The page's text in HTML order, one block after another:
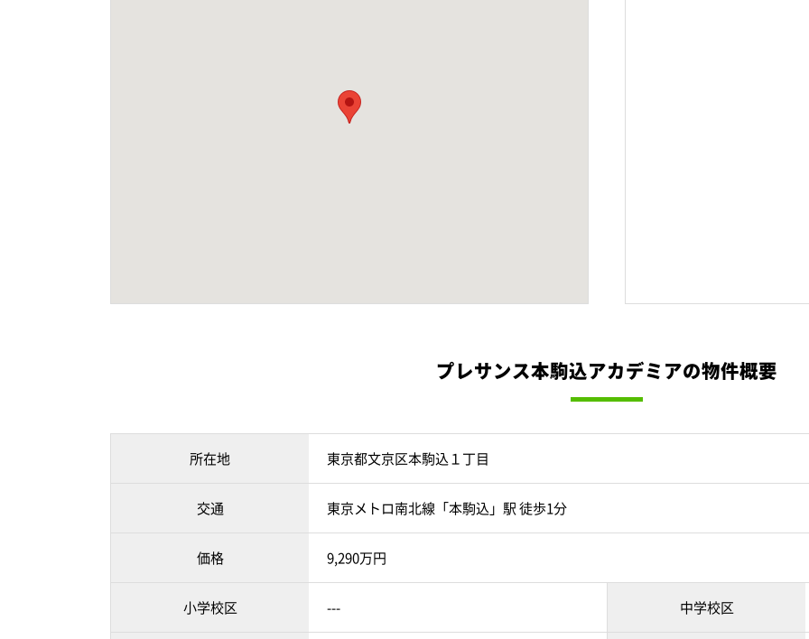
プレサンス本駒込アカデミアの物件概要
所在地 東京都文京区本駒込１丁目
交通 東京メトロ南北線「本駒込」駅 徒歩1分
価格 9,290万円
小学校区 --- 中学校区